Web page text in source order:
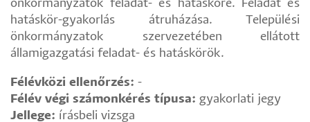
önkormányzatok feladat- és hatásköre. Feladat és
hatáskör-gyakorlás átruházása. Települési
önkormányzatok szervezetében ellátott
államigazgatási feladat- és hatáskörök.
Félévközi ellenőrzés: -
Félév végi számonkérés típusa: gyakorlati jegy
Jellege: írásbeli vizsga